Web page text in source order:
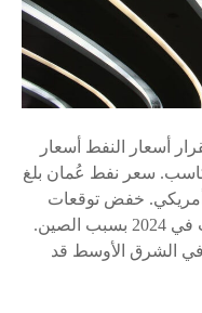
أسعار النفط أسعار
سعر نفط عُمان بلغ
الرسمي 80.03 دولار أمريكي. خفض توقعات
أوبك أوبك خفّضت توقعاتها لنمو الطلب في 2024 بسبب الصين.
في الشرق الأوسط قد